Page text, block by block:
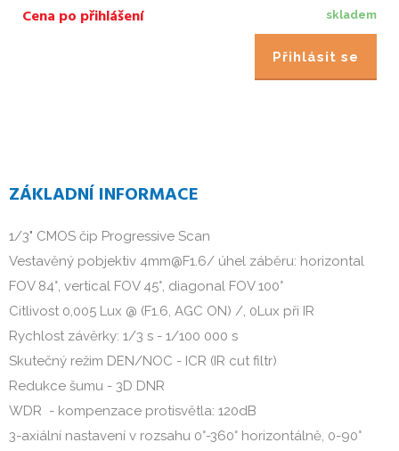
skladem
Cena po přihlášení
Přihlásit se
ZÁKLADNÍ INFORMACE
1/3" CMOS čip Progressive Scan
Vestavěný pobjektiv 4mm@F1.6/ úhel záběru: horizontal
FOV 84°, vertical FOV 45°, diagonal FOV 100°
Citlivost 0,005 Lux @ (F1.6, AGC ON) /, 0Lux při IR
Rychlost závěrky: 1/3 s - 1/100 000 s
Skutečný režim DEN/NOC - ICR (IR cut filtr)
Redukce šumu - 3D DNR
WDR - kompenzace protisvětla: 120dB
3-axiální nastavení v rozsahu 0°-360° horizontálně, 0-90°